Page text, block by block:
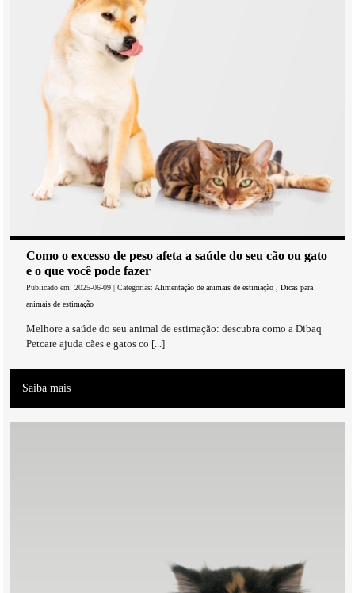
Como o excesso de peso afeta a saúde do seu cão ou gato
e o que você pode fazer
Publicado em: 2025-06-09 | Categorias: Alimentação de animais de estimação ,Dicas para
animais de estimação
Melhore a saúde do seu animal de estimação: descubra como a Dibaq
Petcare ajuda cães e gatos co [...]
Saiba mais